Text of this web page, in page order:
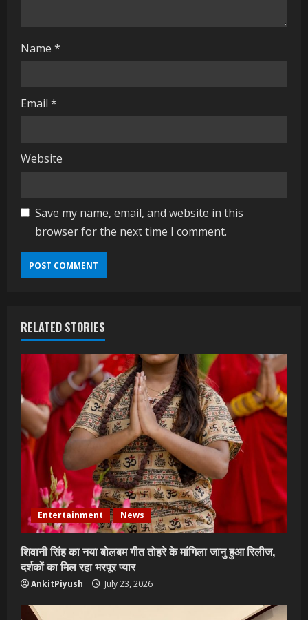
Name *
Email *
Website
Save my name, email, and website in this
browser for the next time I comment.
RELATED STORIES
Entertainment News
शिवानी सिंह का नया बोलबम गीत तोहरे के मांगिला जानु हुआ रिलीज,
दर्शकों का मिल रहा भरपूर प्यार
AnkitPiyush July 23, 2026